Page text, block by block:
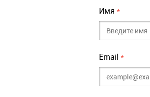
Имя *
Email *